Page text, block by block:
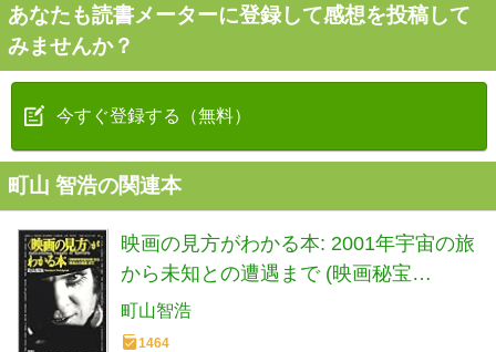
あなたも読書メーターに登録して感想を投稿して
みませんか？
今すぐ登録する（無料）
町山 智浩の関連本
映画の見方がわかる本: 2001年宇宙の旅
から未知との遭遇まで (映画秘宝
COLLECTION 22)
町山智浩
1464